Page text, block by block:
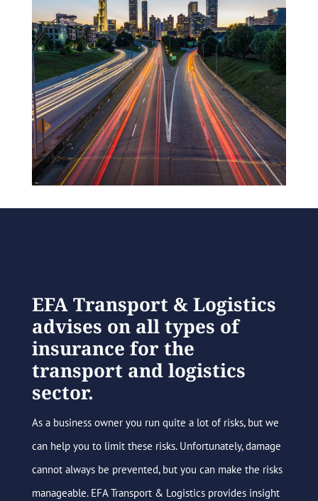
EFA Transport & Logistics
advises on all types of
insurance for the
transport and logistics
sector.
As a business owner you run quite a lot of risks, but we
can help you to limit these risks. Unfortunately, damage
cannot always be prevented, but you can make the risks
manageable. EFA Transport & Logistics provides insight